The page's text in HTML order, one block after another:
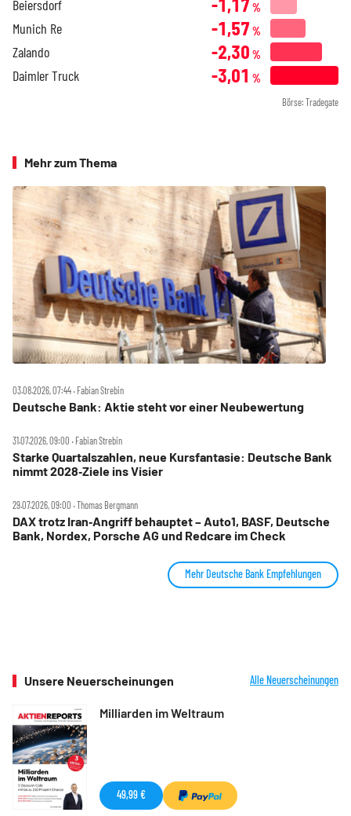
Beiersdorf -1,17 %
Munich Re -1,57 %
Zalando -2,30 %
Daimler Truck -3,01 %
Börse: Tradegate
Mehr zum Thema
03.08.2026, 07:44 ‧ Fabian Strebin
Deutsche Bank: Aktie steht vor einer Neubewertung
31.07.2026, 09:00 ‧ Fabian Strebin
Starke Quartalszahlen, neue Kursfantasie: Deutsche Bank
nimmt 2028‑Ziele ins Visier
29.07.2026, 09:00 ‧ Thomas Bergmann
DAX trotz Iran‑Angriff behauptet – Auto1, BASF, Deutsche
Bank, Nordex, Porsche AG und Redcare im Check
Mehr Deutsche Bank Empfehlungen
Unsere Neuerscheinungen Alle Neuerscheinungen
Milliarden im Weltraum
49,99 €